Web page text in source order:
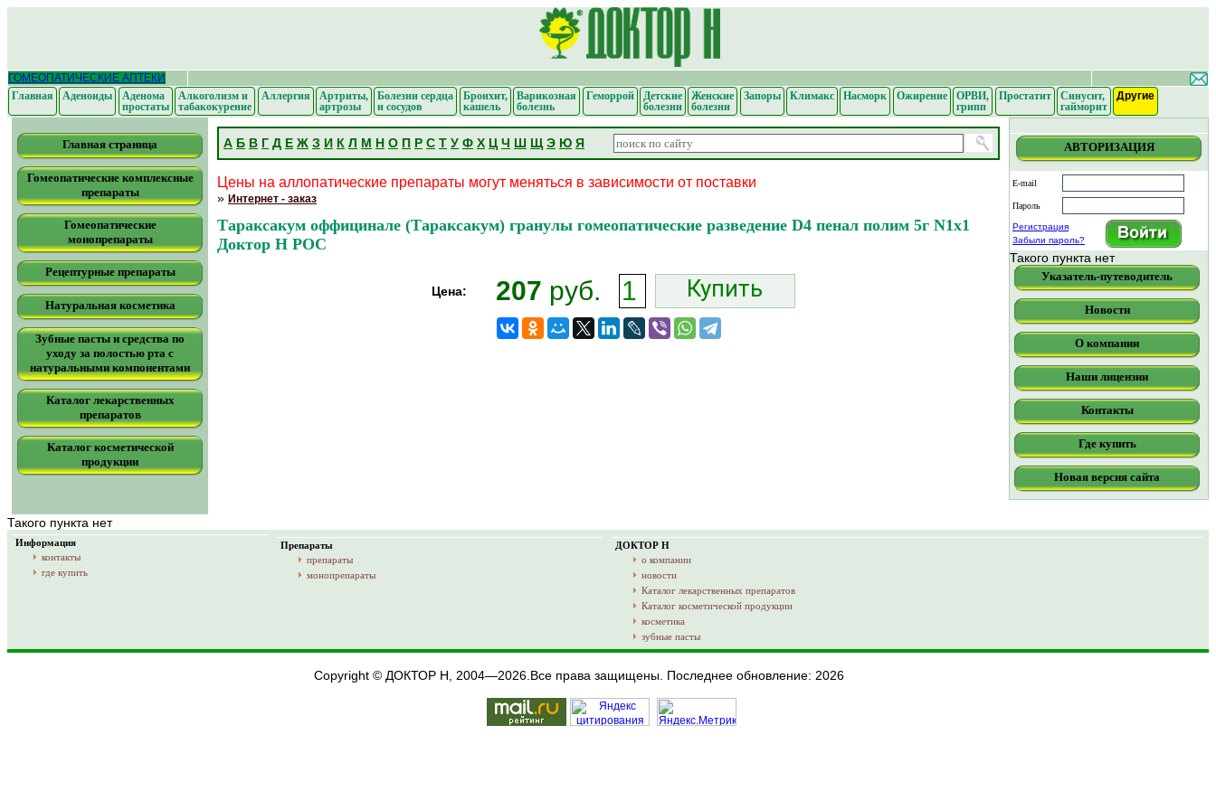
ГОМЕОПАТИЧЕСКИЕ АПТЕКИ
Главная
Аденоиды
Аденома
простаты
Алкоголизм и
табакокурение
Аллергия
Артриты,
артрозы
Болезни сердца
и сосудов
Бронхит,
кашель
Варикозная
болезнь
Геморрой
Детские
болезни
Женские
болезни
Запоры Климакс Насморк Ожирение
ОРВИ,
грипп
Простатит
Синусит,
гайморит
Другие
Главная страница
Гомеопатические комплексные
препараты
Гомеопатические
монопрепараты
Рецептурные препараты
Натуральная косметика
Зубные пасты и средства по
уходу за полостью рта с
натуральными компонентами
Каталог лекарственных
препаратов
Каталог косметической
продукции
А Б В Г Д Е Ж З И К Л М Н О П Р С Т У Ф Х Ц Ч Ш Щ Э Ю Я
Цены на аллопатические препараты могут меняться в зависимости от поставки
» Интернет - заказ
Тараксакум оффицинале (Тараксакум) гранулы гомеопатические разведение D4 пенал полим 5г N1x1
Доктор Н РОС
Цена: 207 руб. Купить
АВТОРИЗАЦИЯ
E-mail
Пароль
Регистрация
Забыли пароль?
Такого пункта нет
Указатель-путеводитель
Новости
О компании
Наши лицензии
Контакты
Где купить
Новая версия сайта
Такого пункта нет
Информация
контакты
где купить
Препараты
препараты
монопрепараты
ДОКТОР Н
о компании
новости
Каталог лекарственных препаратов
Каталог косметической продукции
косметика
зубные пасты
Copyright © ДОКТОР Н, 2004—2026.Все права защищены. Последнее обновление: 2026